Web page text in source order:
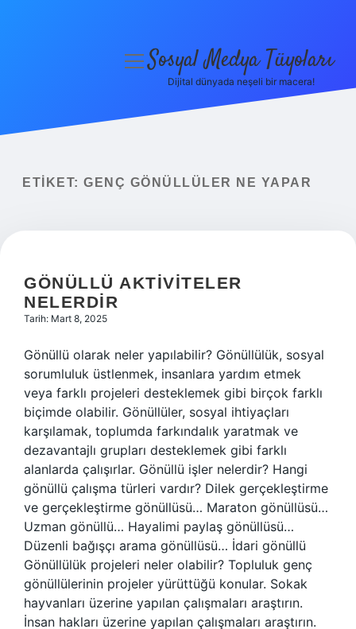
Yasal Uyarı
menüyüSosyal Medya Tüyoları
Dijital dünyada neşeli bir macera!
ETIKET: GENÇ GÖNÜLLÜLER NE YAPAR
GÖNÜLLÜ AKTIVITELER
NELERDIR
Tarih: Mart 8, 2025
Gönüllü olarak neler yapılabilir? Gönüllülük, sosyal
sorumluluk üstlenmek, insanlara yardım etmek
veya farklı projeleri desteklemek gibi birçok farklı
biçimde olabilir. Gönüllüler, sosyal ihtiyaçları
karşılamak, toplumda farkındalık yaratmak ve
dezavantajlı grupları desteklemek gibi farklı
alanlarda çalışırlar. Gönüllü işler nelerdir? Hangi
gönüllü çalışma türleri vardır? Dilek gerçekleştirme
ve gerçekleştirme gönüllüsü… Maraton gönüllüsü…
Uzman gönüllü… Hayalimi paylaş gönüllüsü…
Düzenli bağışçı arama gönüllüsü… İdari gönüllü
Gönüllülük projeleri neler olabilir? Topluluk genç
gönüllülerinin projeler yürüttüğü konular. Sokak
hayvanları üzerine yapılan çalışmaları araştırın.
İnsan hakları üzerine yapılan çalışmaları araştırın.